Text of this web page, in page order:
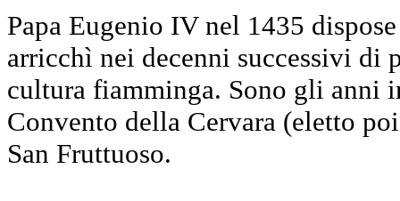
Papa Eugenio IV nel 1435
arricchì nei decenni successivi di
cultura fiamminga. Sono gli anni
Convento della Cervara (eletto
San Fruttuoso.